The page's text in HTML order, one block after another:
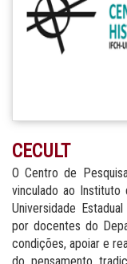
CECULT
O Centro de
vinculado ao Instituto
Universidade
por docentes do
condições, apoiar e